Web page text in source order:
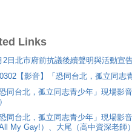
Links
2日北市府前抗議後續聲明與活動宣
【影音】「恐同台北，孤立同志
恐同台北，孤立同志青少年」現場影
恐同台北，孤立同志青少年」現場影
All My Gay!）、大尾（高中資深老師